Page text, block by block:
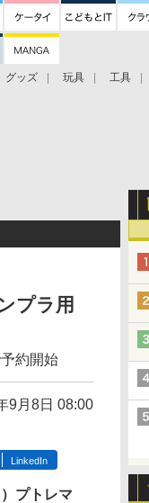
グッズ 玩具 工具
プラ用
約開始
9月8日 08:00
LinkedIn
プトレマ